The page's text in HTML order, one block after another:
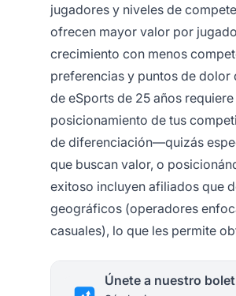
jugadores y niveles de
ofrecen mayor valor por
crecimiento con menos
preferencias y puntos de
de eSports de 25 años
posicionamiento de tus
de diferenciación—quizás
que buscan valor, o
exitoso incluyen afiliados que
geográficos (operadores
casuales), lo que les permite
Únete a nuestro